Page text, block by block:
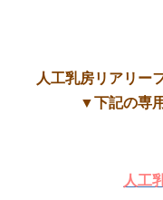
人工乳房リアリー
▼下記の専
人工